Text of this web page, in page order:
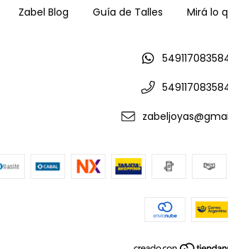
Zabel Blog Guía de Talles Mirá lo